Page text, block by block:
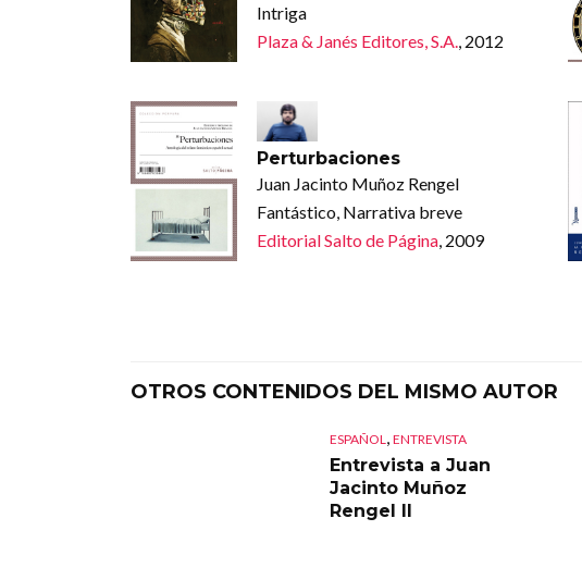
Intriga
Plaza & Janés Editores, S.A., 2012
Perturbaciones
Juan Jacinto Muñoz Rengel
Fantástico, Narrativa breve
Editorial Salto de Página, 2009
OTROS CONTENIDOS DEL MISMO AUTOR
ESPAÑOL ENTREVISTA
Entrevista a Juan
Jacinto Muñoz
Rengel II